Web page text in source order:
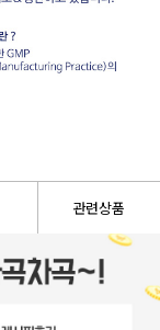
관련상품